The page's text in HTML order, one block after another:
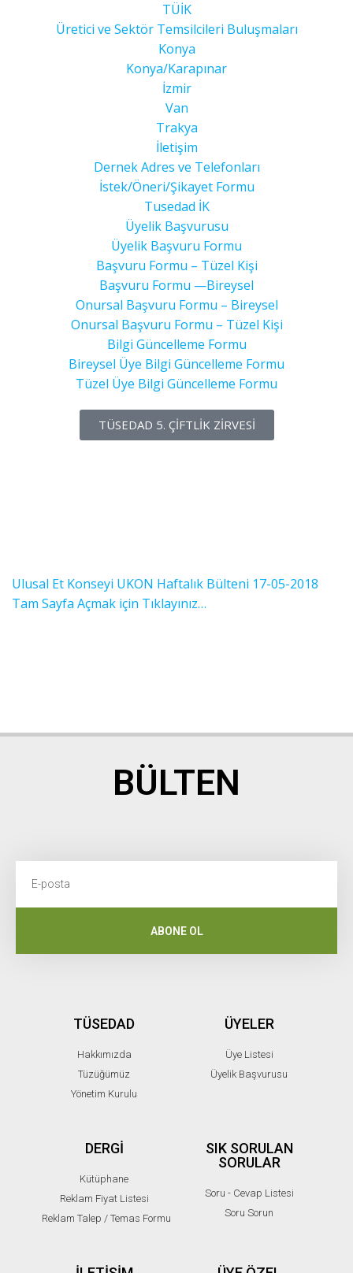
TÜİK
Üretici ve Sektör Temsilcileri Buluşmaları
Konya
Konya/Karapınar
İzmir
Van
Trakya
İletişim
Dernek Adres ve Telefonları
İstek/Öneri/Şikayet Formu
Tusedad İK
Üyelik Başvurusu
Üyelik Başvuru Formu
Başvuru Formu – Tüzel Kişi
Başvuru Formu —Bireysel
Onursal Başvuru Formu – Bireysel
Onursal Başvuru Formu – Tüzel Kişi
Bilgi Güncelleme Formu
Bireysel Üye Bilgi Güncelleme Formu
Tüzel Üye Bilgi Güncelleme Formu
TÜSEDAD 5. ÇİFTLİK ZİRVESİ
Ulusal Et Konseyi UKON Haftalık Bülteni 17-05-2018
Tam Sayfa Açmak için Tıklayınız…
BÜLTEN
ABONE OL
TÜSEDAD
Hakkımızda
Tüzüğümüz
Yönetim Kurulu
ÜYELER
Üye Listesi
Üyelik Başvurusu
DERGİ
Kütüphane
Reklam Fiyat Listesi
Reklam Talep / Temas Formu
SIK SORULAN
SORULAR
Soru - Cevap Listesi
Soru Sorun